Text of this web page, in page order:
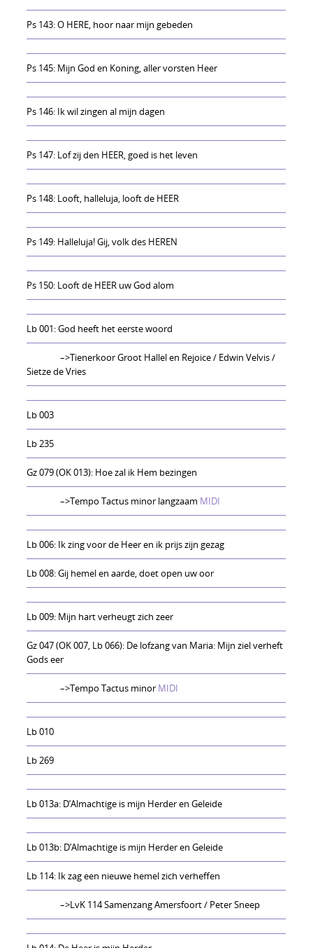
Ps 143: O HERE, hoor naar mijn gebeden
Ps 145: Mijn God en Koning, aller vorsten Heer
Ps 146: Ik wil zingen al mijn dagen
Ps 147: Lof zij den HEER, goed is het leven
Ps 148: Looft, halleluja, looft de HEER
Ps 149: Halleluja! Gij, volk des HEREN
Ps 150: Looft de HEER uw God alom
Lb 001: God heeft het eerste woord
–>Tienerkoor Groot Hallel en Rejoice / Edwin Velvis /
Sietze de Vries
Lb 003
Lb 235
Gz 079 (OK 013): Hoe zal ik Hem bezingen
–>Tempo Tactus minor langzaam MIDI
Lb 006: Ik zing voor de Heer en ik prijs zijn gezag
Lb 008: Gij hemel en aarde, doet open uw oor
Lb 009: Mijn hart verheugt zich zeer
Gz 047 (OK 007, Lb 066): De lofzang van Maria: Mijn ziel verheft
Gods eer
–>Tempo Tactus minor MIDI
Lb 010
Lb 269
Lb 013a: D’Almachtige is mijn Herder en Geleide
Lb 013b: D’Almachtige is mijn Herder en Geleide
Lb 114: Ik zag een nieuwe hemel zich verheffen
–>LvK 114 Samenzang Amersfoort / Peter Sneep